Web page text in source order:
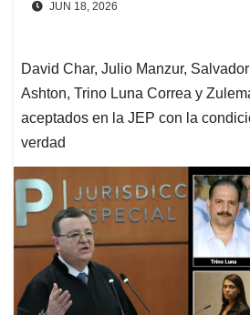
JUN 18, 2026
David Char, Julio Manzur,
Ashton, Trino Luna Correa y
aceptados en la JEP con la
verdad